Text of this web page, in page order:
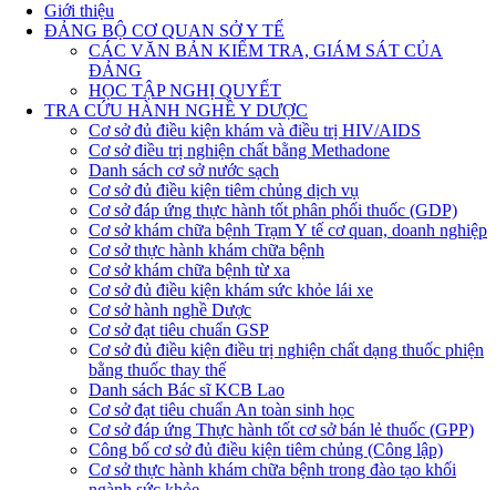
Giới thiệu
ĐẢNG BỘ CƠ QUAN SỞ Y TẾ
CÁC VĂN BẢN KIỂM TRA, GIÁM SÁT CỦA
ĐẢNG
HỌC TẬP NGHỊ QUYẾT
TRA CỨU HÀNH NGHỀ Y DƯỢC
Cơ sở đủ điều kiện khám và điều trị HIV/AIDS
Cơ sở điều trị nghiện chất bằng Methadone
Danh sách cơ sở nước sạch
Cơ sở đủ điều kiện tiêm chủng dịch vụ
Cơ sở đáp ứng thực hành tốt phân phối thuốc (GDP)
Cơ sở khám chữa bệnh Trạm Y tế cơ quan, doanh nghiệp
Cơ sở thực hành khám chữa bệnh
Cơ sở khám chữa bệnh từ xa
Cơ sở đủ điều kiện khám sức khỏe lái xe
Cơ sở hành nghề Dược
Cơ sở đạt tiêu chuẩn GSP
Cơ sở đủ điều kiện điều trị nghiện chất dạng thuốc phiện
bằng thuốc thay thế
Danh sách Bác sĩ KCB Lao
Cơ sở đạt tiêu chuẩn An toàn sinh học
Cơ sở đáp ứng Thực hành tốt cơ sở bán lẻ thuốc (GPP)
Công bố cơ sở đủ điều kiện tiêm chủng (Công lập)
Cơ sở thực hành khám chữa bệnh trong đào tạo khối